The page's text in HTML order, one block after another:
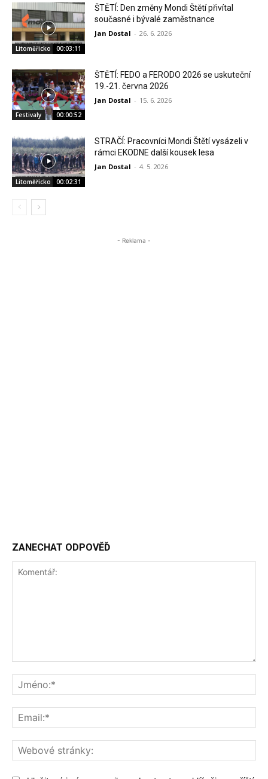
Litoměřicko 00:03:11
ŠTĚTÍ: Den změny Mondi Štětí přivítal
současné i bývalé zaměstnance
Jan Dostal - 26. 6. 2026
Festivaly 00:00:52
ŠTĚTÍ: FEDO a FERODO 2026 se uskuteční
19.-21. června 2026
Jan Dostal - 15. 6. 2026
Litoměřicko 00:02:31
STRAČÍ: Pracovníci Mondi Štětí vysázeli v
rámci EKODNE další kousek lesa
Jan Dostal - 4. 5. 2026
- Reklama -
ZANECHAT ODPOVĚĎ